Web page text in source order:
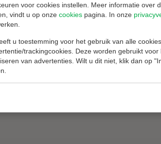
voor cookies instellen. Meer informatie over
vindt u op onze cookies pagina. In onze
u toestemming voor het gebruik van alle
trackingcookies. Deze worden gebruikt voor
van advertenties. Wilt u dit niet, klik dan op
9,00 kg